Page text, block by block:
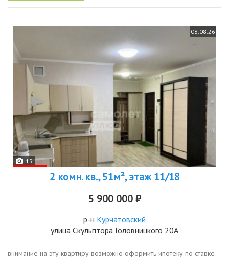
08.08.26
15
2 комн. кв., 51м², этаж 11/18
5 900 000 ₽
р-н Курчатовский
улица Скульптора Головницкого 20А
внимание на эту квартиру возможно оформить ипотеку по ставке